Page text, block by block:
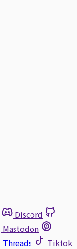
Discord
Mastodon
Threads
Tiktok